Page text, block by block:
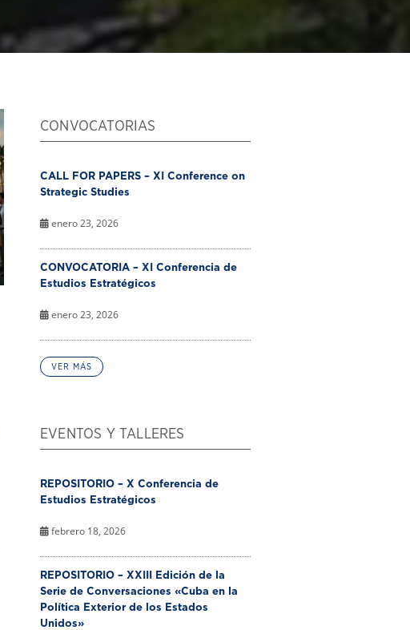
CONVOCATORIAS
CALL FOR PAPERS – XI Conference on
Strategic Studies
enero 23, 2026
CONVOCATORIA – XI Conferencia de
Estudios Estratégicos
enero 23, 2026
VER MÁS
EVENTOS Y TALLERES
REPOSITORIO – X Conferencia de
Estudios Estratégicos
febrero 18, 2026
REPOSITORIO – XXIII Edición de la
Serie de Conversaciones «Cuba en la
Política Exterior de los Estados
Unidos»